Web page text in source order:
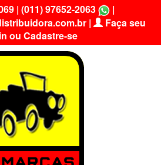
| (011) 97652-2063
|
|
Faça seu
ou Cadastre-se